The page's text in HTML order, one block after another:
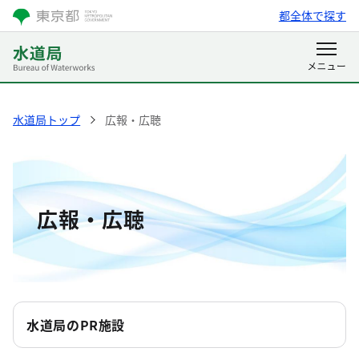
都全体で探す
水道局トップ 広報・広聴
広報・広聴
水道局のPR施設